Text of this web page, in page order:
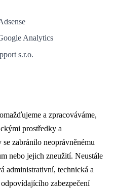
Analytics
s.r.o.
a zpracováváme,
prostředky a
zabránilo neoprávněnému
nebo jejich zneužití. Neustále
administrativní, technická a
zabezpečení